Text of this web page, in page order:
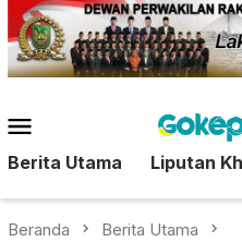
Loncat
ke
konten
Mobile
Berita Utama Liputan
Beranda Berita Utama